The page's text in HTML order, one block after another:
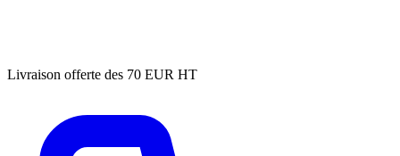
Livraison offerte des 70 EUR HT